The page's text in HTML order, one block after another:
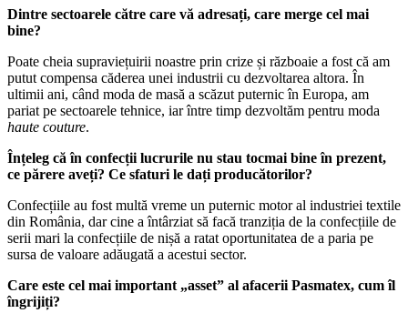
Dintre sectoarele către care vă adresați, care merge cel mai
bine?
Poate cheia supraviețuirii noastre prin crize și războaie a fost că am
putut compensa căderea unei industrii cu dezvoltarea altora. În
ultimii ani, când moda de masă a scăzut puternic în Europa, am
pariat pe sectoarele tehnice, iar între timp dezvoltăm pentru moda
haute couture.
Înțeleg că în confecții lucrurile nu stau tocmai bine în prezent,
ce părere aveți? Ce sfaturi le dați producătorilor?
Confecțiile au fost multă vreme un puternic motor al industriei textile
din România, dar cine a întârziat să facă tranziția de la confecțiile de
serii mari la confecțiile de nișă a ratat oportunitatea de a paria pe
sursa de valoare adăugată a acestui sector.
Care este cel mai important „asset” al afacerii Pasmatex, cum îl
îngrijiți?